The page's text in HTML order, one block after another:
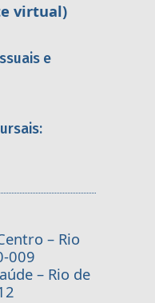
virtual)
e
– Rio
009
– Rio de